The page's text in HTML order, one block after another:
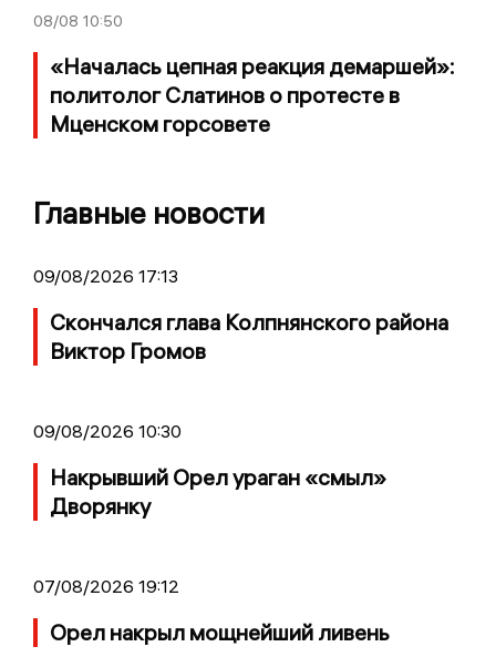
08/08 10:50
«Началась цепная реакция демаршей»:
политолог Слатинов о протесте в
Мценском горсовете
Главные новости
09/08/2026 17:13
Скончался глава Колпнянского района
Виктор Громов
09/08/2026 10:30
Накрывший Орел ураган «смыл»
Дворянку
07/08/2026 19:12
Орел накрыл мощнейший ливень